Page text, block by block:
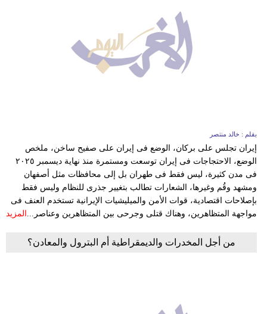
بقلم : خالد منتصر
إيران تجلس على بركان، الوضع فى إيران على صفيح ساخن، ملخص
الوضع، الاحتجاجات فى إيران توسعت ومستمرة منذ نهاية ديسمبر ٢٠٢٥
فى مدن كثيرة، ليس فقط فى طهران بل إلى محافظات مثل أصفهان
ومشهد وقُم وغيرها، الشعارات تطالب بتغيير جذرى للنظام وليس فقط
بإصلاحات اقتصادية، قوات الأمن والميليشيات الإيرانية تستخدم العنف فى
مواجهة المتظاهرين، وهناك قتلى وجرحى بين المتظاهرين وعناصر...
المزيد
من أجل المخدرات والديمقراطية أم البترول والمعادن؟